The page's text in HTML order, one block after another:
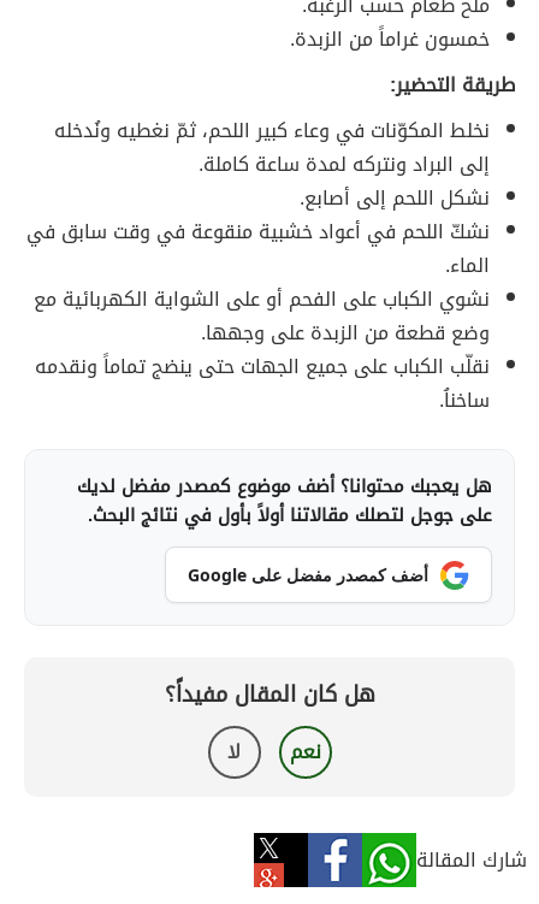
خمسون غراماً من الزبدة.
طريقة التحضير:
نخلط المكوّنات في وعاء كبير اللحم، ثمّ نغطيه ونُدخله
إلى البراد ونتركه لمدة ساعة كاملة.
نشكل اللحم إلى أصابع.
نشكّ اللحم في أعواد خشبية منقوعة في وقت سابق في
الماء.
نشوي الكباب على الفحم أو على الشواية الكهربائية مع
وضع قطعة من الزبدة على وجهها.
نقلّب الكباب على جميع الجهات حتى ينضج تماماً ونقدمه
ساخناُ.
هل يعجبك محتوانا؟ أضف موضوع كمصدر مفضل لديك
على جوجل لتصلك مقالاتنا أولاً بأول في نتائج البحث.
أضف كمصدر مفضل على Google
هل كان المقال مفيداً؟
نعم لا
شارك المقالة